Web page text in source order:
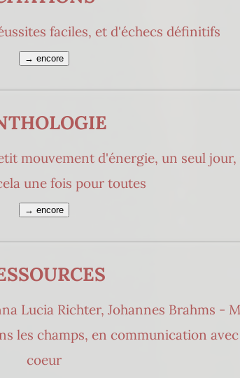
faciles, et d'échecs définitifs
→ encore
mouvement d'énergie, un seul
une fois pour toutes
→ encore
Lucia Richter, Johannes Brahms -
les champs, en communication
coeur